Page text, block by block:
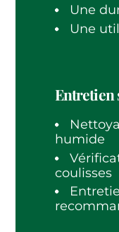
Une
Une
Entretien
humide
coulisses